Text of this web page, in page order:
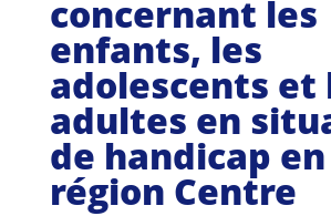
Formations
Projets Fédéraux
Espace emploi
concernant les
enfants, les
adolescents et
adultes en
de handicap en
région Centre